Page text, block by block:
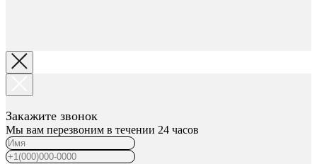
Закажите звонок
Мы вам перезвоним в течении 24 часов